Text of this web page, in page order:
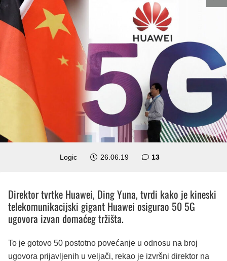
Logic 26.06.19 13komentara
Direktor tvrtke Huawei, Ding Yuna, tvrdi kako je kineski
telekomunikacijski gigant Huawei osigurao 50 5G
ugovora izvan domaćeg tržišta.
To je gotovo 50 postotno povećanje u odnosu na broj
ugovora prijavljenih u veljači, rekao je izvršni direktor na